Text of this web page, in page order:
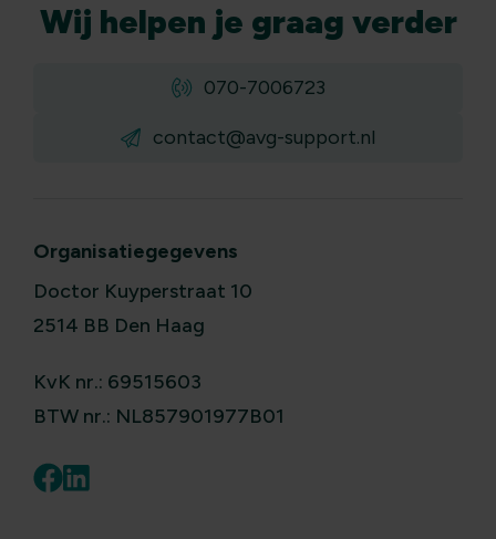
Wij helpen je graag verder
070-7006723
contact@avg-support.nl
Organisatiegegevens
Doctor Kuyperstraat 10
2514 BB Den Haag
KvK nr.: 69515603
BTW nr.: NL857901977B01